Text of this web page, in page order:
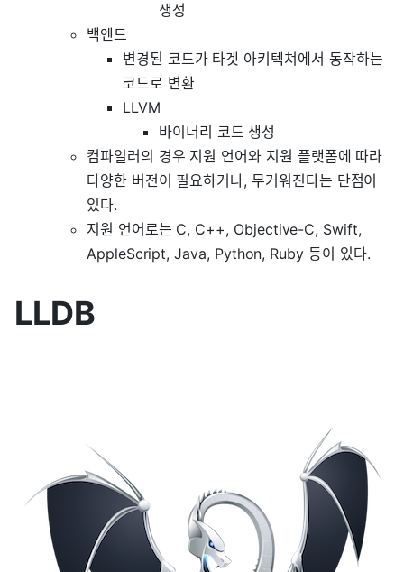
생성
백엔드
변경된 코드가 타겟 아키텍쳐에서 동작하는
코드로 변환
LLVM
바이너리 코드 생성
컴파일러의 경우 지원 언어와 지원 플랫폼에 따라
다양한 버전이 필요하거나, 무거워진다는 단점이
있다.
지원 언어로는 C, C++, Objective-C, Swift,
AppleScript, Java, Python, Ruby 등이 있다.
LLDB